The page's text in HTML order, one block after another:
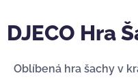
DJECO Hra
Oblíbená hra šachy v